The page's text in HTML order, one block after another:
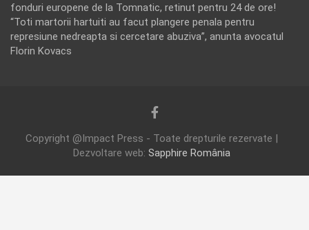
fonduri europene de la Tomnatic, retinut pentru 24 de ore!
“Toti martorii hartuiti au facut plangere penala pentru
represiune nedreapta si cercetare abuziva”, anunta avocatul
Florin Kovacs
Copyright @Impact Press - Toate drepturile rezervate |
Dezvoltare web: Sapphire România